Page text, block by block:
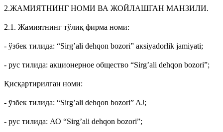
2.ЖАМИЯТНИНГ НОМИ ВА ЖОЙЛАШГАН МАНЗИЛИ.
2.1. Жамиятнинг тўлиқ фирма номи:
- ўзбек тилида: “Sirg’ali dehqon bozori” aкsiyadorlik jamiyati;
- рус тилида: акционерное общество “Sirg’ali dehqon bozori”;
Қисқартирилган номи:
- ўзбек тилида: “Sirg’ali dehqon bozori” AJ;
- рус тилида: АО “Sirg’ali dehqon bozori”;